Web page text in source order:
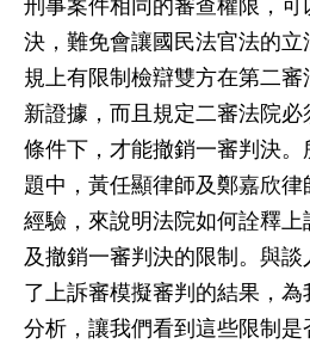
刑事案件相同的審查權限，可
決，難免會讓國民法官法的
規上有限制檢辯雙方在第二
新證據，而且規定二審法院
條件下，才能撤銷一審判決
題中，黃任顯律師及鄭嘉欣
經驗，來說明法院如何詮釋上
及撤銷一審判決的限制。與
了上訴審模擬審判的結果，
分析，讓我們看到這些限制